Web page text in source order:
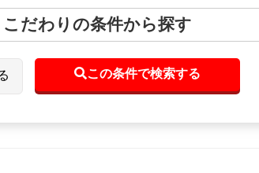
こだわりの条件から探す
この条件で検索する